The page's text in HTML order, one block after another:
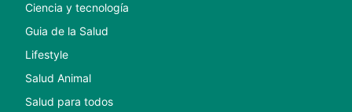
Ciencia y tecnología
Guia de la Salud
Lifestyle
Salud Animal
Salud para todos